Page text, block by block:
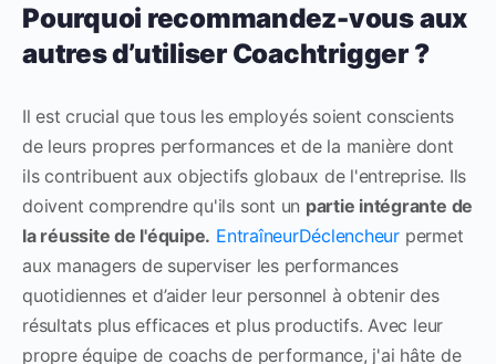
Pourquoi recommandez-vous aux
autres d’utiliser Coachtrigger ?
Il est crucial que tous les employés soient conscients
de leurs propres performances et de la manière dont
ils contribuent aux objectifs globaux de l'entreprise. Ils
doivent comprendre qu'ils sont un partie intégrante de
la réussite de l'équipe. EntraîneurDéclencheurpermet
aux managers de superviser les performances
quotidiennes et d’aider leur personnel à obtenir des
résultats plus efficaces et plus productifs. Avec leur
propre équipe de coachs de performance, j'ai hâte de